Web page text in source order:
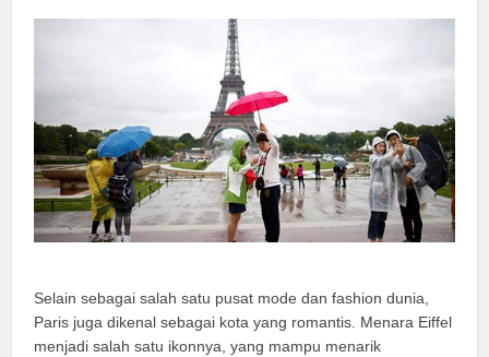
Selain sebagai salah satu pusat mode dan fashion dunia,
Paris juga dikenal sebagai kota yang romantis. Menara Eiffel
menjadi salah satu ikonnya, yang mampu menarik